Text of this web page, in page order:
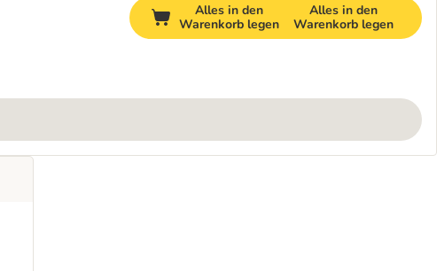
Alles in den
Warenkorb legen
Alles in den
Warenkorb legen